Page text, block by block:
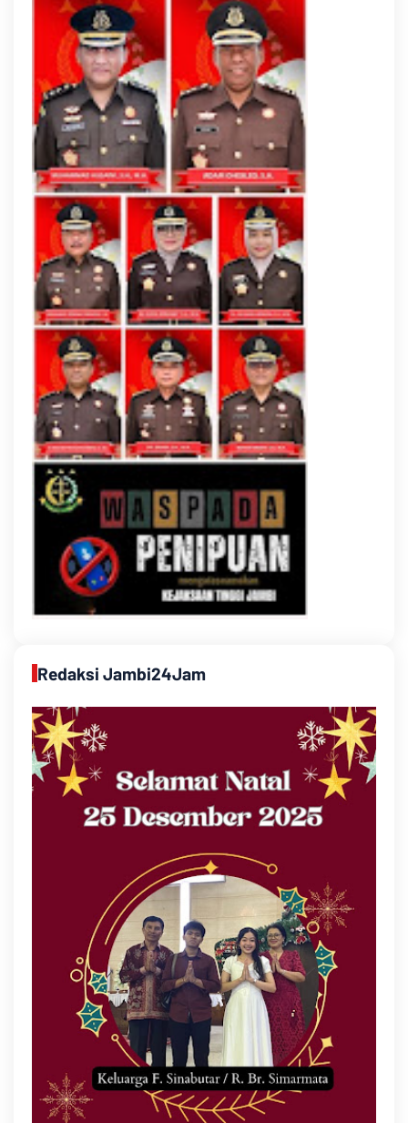
Redaksi Jambi24Jam